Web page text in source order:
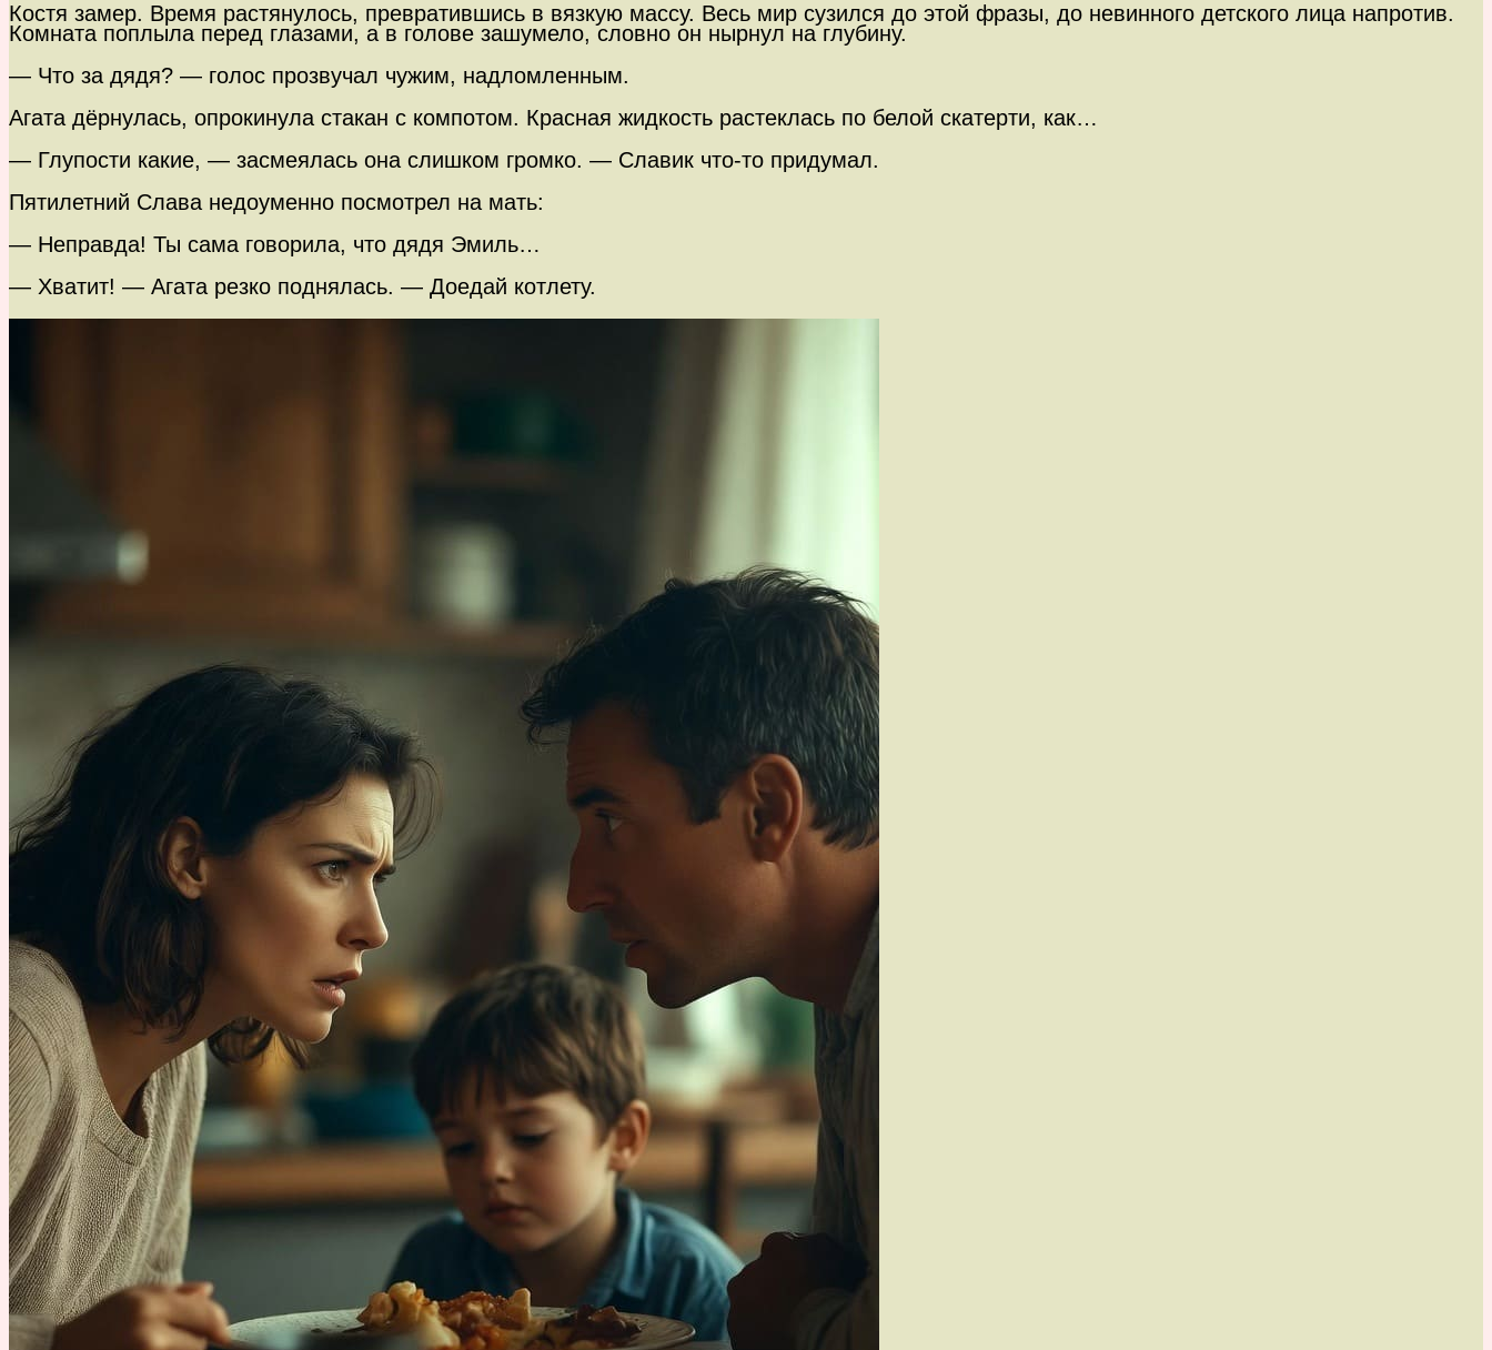
Костя замер. Время растянулось, превратившись в вязкую массу. Весь мир сузился до этой фразы, до невинного детского лица напротив.
Комната поплыла перед глазами, а в голове зашумело, словно он нырнул на глубину.
— Что за дядя? — голос прозвучал чужим, надломленным.
Агата дёрнулась, опрокинула стакан с компотом. Красная жидкость растеклась по белой скатерти, как…
— Глупости какие, — засмеялась она слишком громко. — Славик что-то придумал.
Пятилетний Слава недоуменно посмотрел на мать:
— Неправда! Ты сама говорила, что дядя Эмиль…
— Хватит! — Агата резко поднялась. — Доедай котлету.